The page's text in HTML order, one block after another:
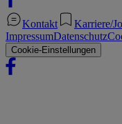
Kontakt Karriere/
ImpressumDatenschutz
Cookie-Einstellungen